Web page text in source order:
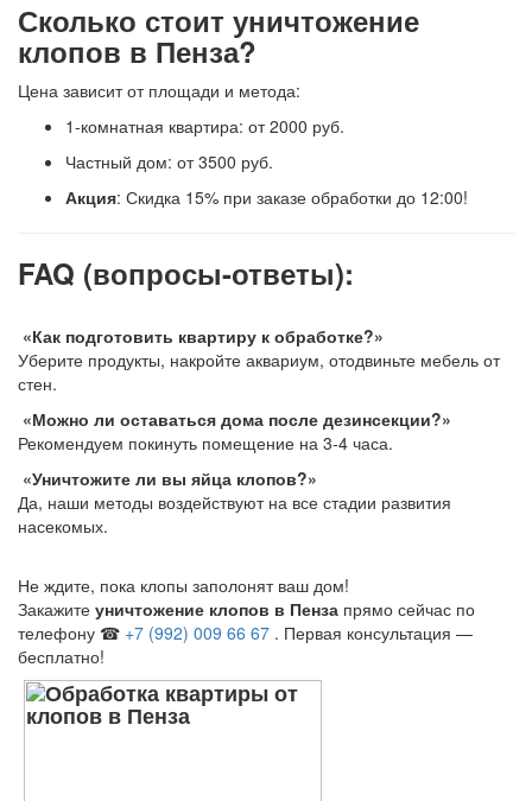
Сколько стоит уничтожение
клопов в Пенза?
Цена зависит от площади и метода:
1-комнатная квартира: от 2000 руб.
Частный дом: от 3500 руб.
Акция: Скидка 15% при заказе обработки до 12:00!
FAQ (вопросы-ответы):
«Как подготовить квартиру к обработке?»
Уберите продукты, накройте аквариум, отодвиньте мебель от
стен.
«Можно ли оставаться дома после дезинсекции?»
Рекомендуем покинуть помещение на 3-4 часа.
«Уничтожите ли вы яйца клопов?»
Да, наши методы воздействуют на все стадии развития
насекомых.
Не ждите, пока клопы заполонят ваш дом!
Закажите уничтожение клопов в Пенза прямо сейчас по
телефону ☎ +7 (992) 009 66 67 . Первая консультация —
бесплатно!